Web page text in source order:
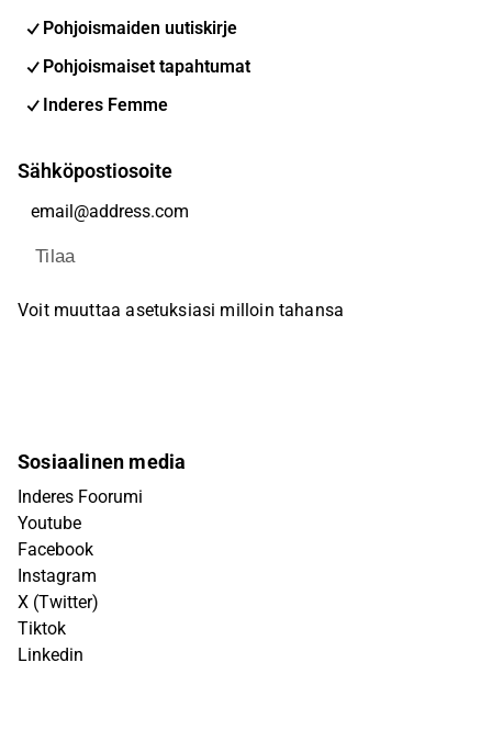
Pohjoismaiden uutiskirje
Pohjoismaiset tapahtumat
Inderes Femme
Sähköpostiosoite
Tilaa
Voit muuttaa asetuksiasi milloin tahansa
Sosiaalinen media
Inderes Foorumi
Youtube
Facebook
Instagram
X (Twitter)
Tiktok
Linkedin